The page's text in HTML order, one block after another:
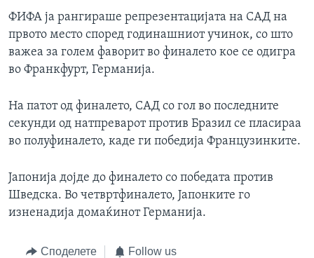
ФИФА ја рангираше репрезентацијата на САД на
првото место според годинашниот учинок, со што
важеа за голем фаворит во финалето кое се одигра
во Франкфурт, Германија.
На патот од финалето, САД со гол во последните
секунди од натпреварот против Бразил се пласираа
во полуфиналето, каде ги победија Французинките.
Јапонија дојде до финалето со победата против
Шведска. Во четвртфиналето, Јапонките го
изненадија домаќинот Германија.
Споделете Follow us